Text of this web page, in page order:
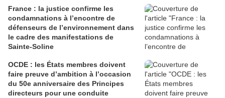
France : la justice confirme les
condamnations à l’encontre de
défenseurs de l’environnement dans
le cadre des manifestations de
Sainte-Soline
OCDE : les États membres doivent
faire preuve d’ambition à l’occasion
du 50e anniversaire des Principes
directeurs pour une conduite